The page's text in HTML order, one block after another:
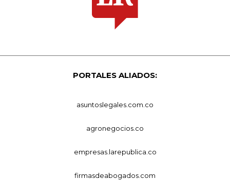
PORTALES ALIADOS:
asuntoslegales.com.co
agronegocios.co
empresas.larepublica.co
firmasdeabogados.com